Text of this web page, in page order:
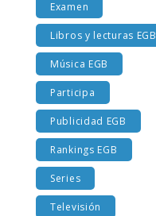
Examen
Libros y lecturas EGB
Música EGB
Participa
Publicidad EGB
Rankings EGB
Series
Televisión